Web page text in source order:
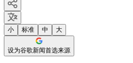
小 标准 中 大
设为谷歌新闻首选来源